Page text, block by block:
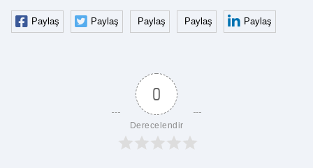
Paylaş Paylaş Paylaş Paylaş Paylaş
0
Derecelendir